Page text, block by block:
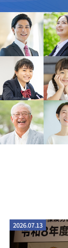
2026.07.13